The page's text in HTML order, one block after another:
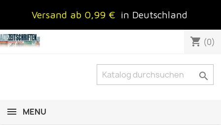
Versand ab 0,99 € in Deutschland
shopping_cart (0)

MENU